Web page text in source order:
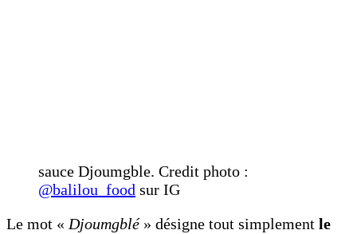
sauce Djoumgble. Credit photo :
@balilou_food sur IG
Le mot « Djoumgblé» désigne tout simplement le